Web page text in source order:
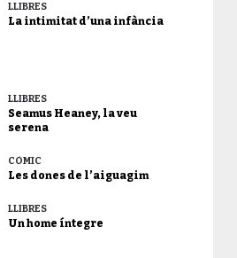
LLIBRES
La intimitat d’una infància
LLIBRES
Seamus Heaney, la veu
serena
CÒMIC
Les dones de l’aiguagim
LLIBRES
Un home íntegre